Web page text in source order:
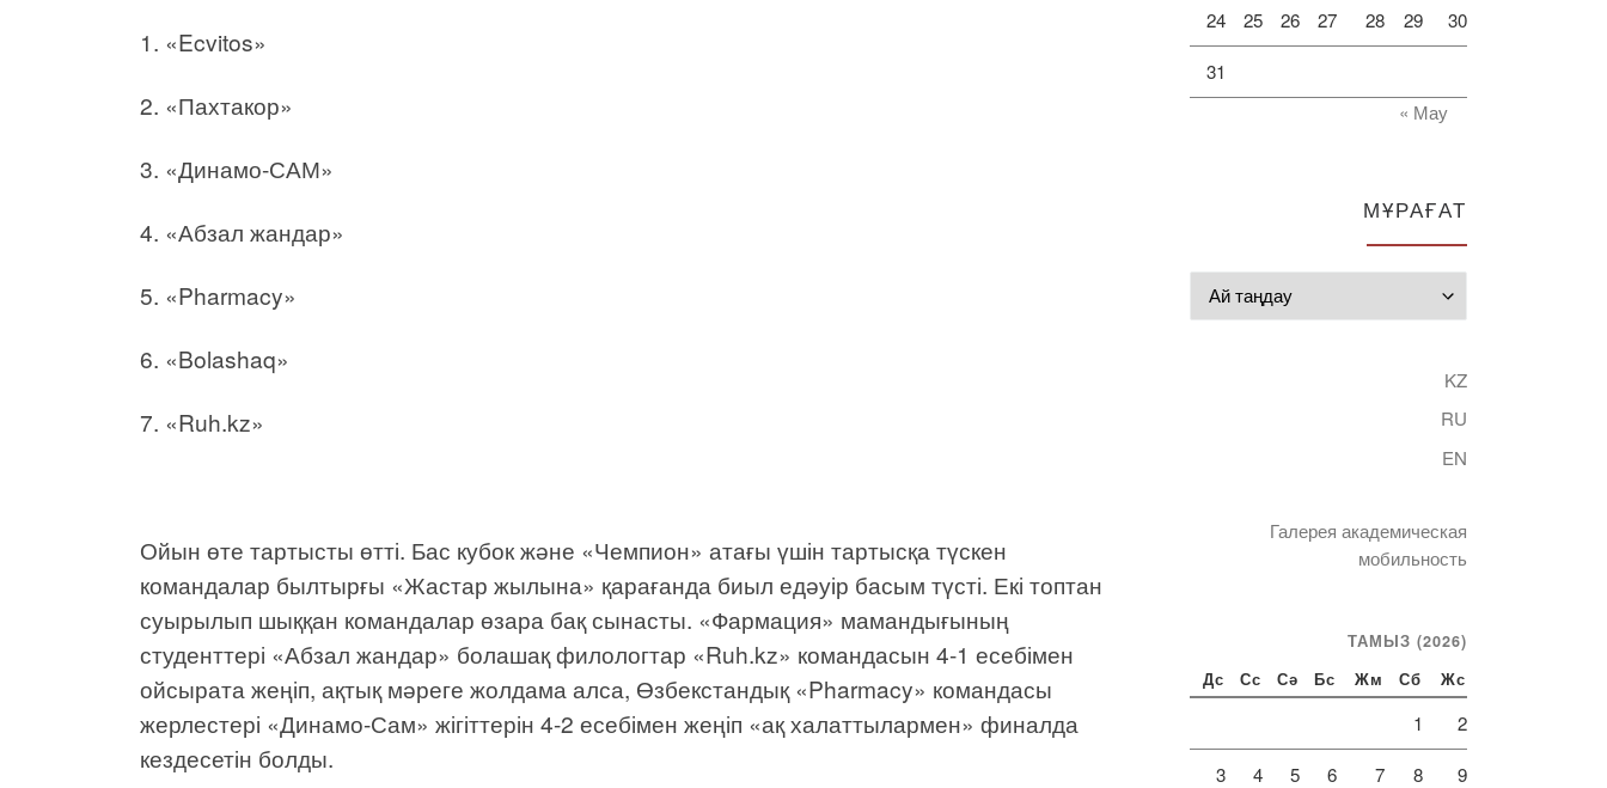
1. «Ecvitos»
2. «Пахтакор»
3. «Динамо-САМ»
4. «Абзал жандар»
5. «Pharmacy»
6. «Bolashaq»
7. «Ruh.kz»
Ойын өте тартысты өтті. Бас кубок және «Чемпион» атағы үшін тартысқа түскен
командалар былтырғы «Жастар жылына» қарағанда биыл едәуір басым түсті. Екі топтан
суырылып шыққан командалар өзара бақ сынасты. «Фармация» мамандығының
студенттері «Абзал жандар» болашақ филологтар «Ruh.kz» командасын 4-1 есебімен
ойсырата жеңіп, ақтық мәреге жолдама алса, Өзбекстандық «Pharmacy» командасы
жерлестері «Динамо-Сам» жігіттерін 4-2 есебімен жеңіп «ақ халаттылармен» финалда
кездесетін болды.
24 25 26 27 28 29 30
31
« Мау
МҰРАҒАТ
KZ
RU
EN
Галерея академическая
мобильность
ТАМЫЗ (2026)
Дс Сс Сә Бс Жм Сб Жс
1 2
3 4 5 6 7 8 9